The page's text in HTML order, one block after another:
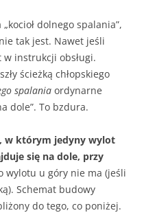
dolnego spalania”,
tak jest. Nawet jeśli
instrukcji obsługi.
ścieżką chłopskiego
spalania ordynarne
dole”. To bzdura.
w którym jedyny wylot
się na dole, przy
wylotu u góry nie ma (jeśli
Schemat budowy
do tego, co poniżej.